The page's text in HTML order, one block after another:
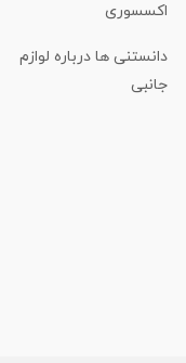
اکسسوری
دانستنی ها درباره لوازم
جانبی